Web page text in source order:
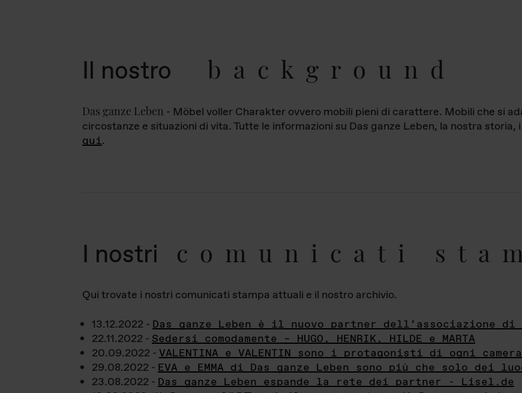
Il nostro background
Das ganze Leben - Möbel voller Charakter ovvero mobili pieni di carattere. Mobili che si
circostanze e situazioni di vita. Tutte le informazioni su Das ganze Leben, la nostra
qui.
I nostri comunicati
Qui trovate i nostri comunicati stampa attuali e il nostro archivio.
13.12.2022 - Das ganze Leben è il nuovo partner dell’associazione
22.11.2022 - Sedersi comodamente – HUGO, HENRIK, HILDE e MARTA
20.09.2022 - VALENTINA e VALENTIN sono i protagonisti di ogni
29.08.2022 - EVA e EMMA di Das ganze Leben sono più che solo dei
23.08.2022 - Das ganze Leben espande la rete dei partner - Lisel.de